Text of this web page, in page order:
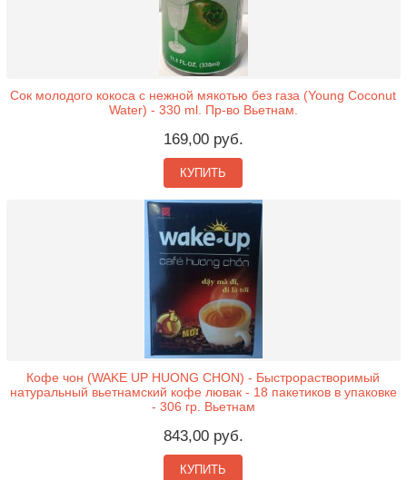
Сок молодого кокоса с нежной мякотью без газа (Young Coconut
Water) - 330 ml. Пр-во Вьетнам.
169,00 руб.
КУПИТЬ
Кофе чон (WAKE UP HUONG CHON) - Быстрорастворимый
натуральный вьетнамский кофе лювак - 18 пакетиков в упаковке
- 306 гр. Вьетнам
843,00 руб.
КУПИТЬ